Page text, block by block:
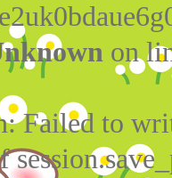
on
Failed to